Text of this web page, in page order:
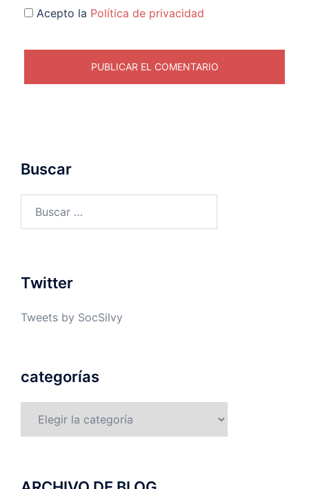
Acepto la Política de privacidad
Buscar
Twitter
Tweets by SocSilvy
categorías